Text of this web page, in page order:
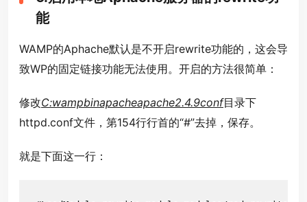
能
WAMP的Aphache默认是不开启rewrite功能的，这会导
致WP的固定链接功能无法使用。开启的方法很简单：
修改C:wampbinapacheapache2.4.9conf目录下
httpd.conf文件，第154行行首的“#”去掉，保存。
就是下面这一行：